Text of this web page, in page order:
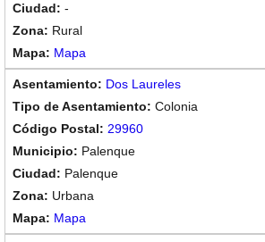
-
Rural
Mapa
Dos Laureles
Colonia
29960
Palenque
Palenque
Urbana
Mapa